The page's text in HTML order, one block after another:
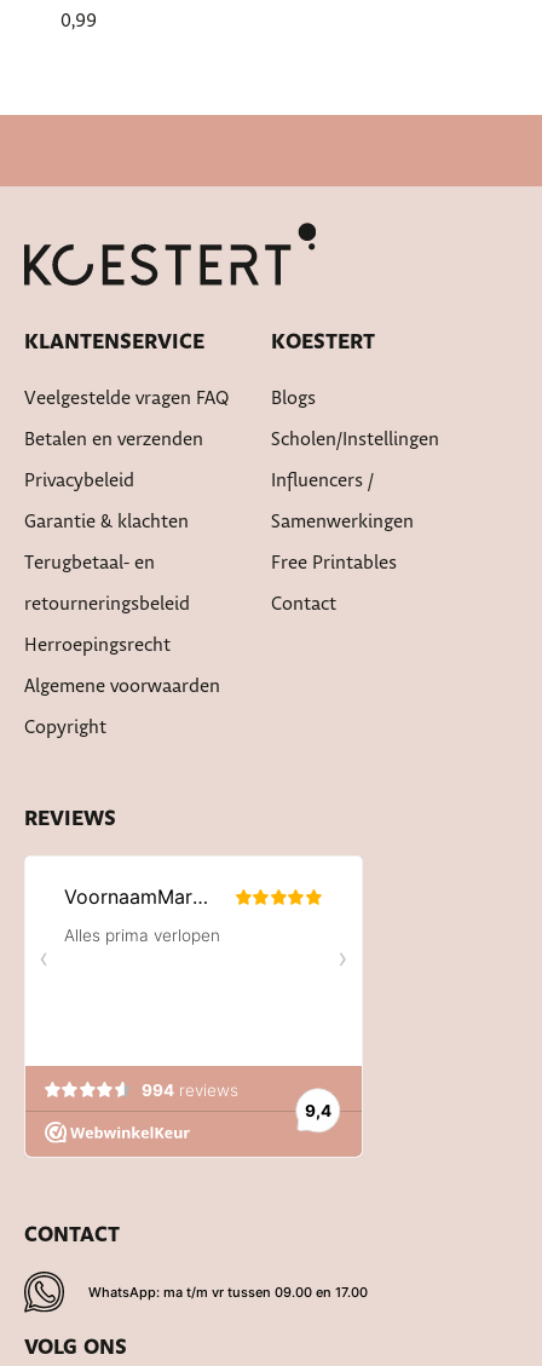
0,99
KLANTENSERVICE
Veelgestelde vragen FAQ
Betalen en verzenden
Privacybeleid
Garantie & klachten
Terugbetaal- en
retourneringsbeleid
Herroepingsrecht
Algemene voorwaarden
Copyright
KOESTERT
Blogs
Scholen/instellingen
Influencers /
Samenwerkingen
Free Printables
Contact
REVIEWS
CONTACT
WhatsApp: ma t/m vr tussen 09.00 en 17.00
VOLG ONS